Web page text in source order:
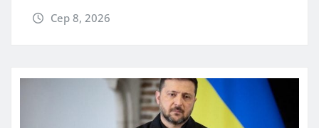
Сер 8, 2026